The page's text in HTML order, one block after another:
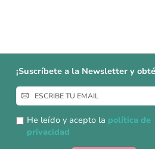
¡Suscríbete a la Newsletter y
Inscríbase
a
nuestro
boletín
He leído y acepto la política de
privacidad